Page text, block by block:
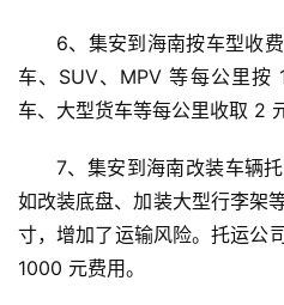
6、集安到海南按车型收
车、SUV、MPV 等每公里按
车、大型货车等每公里收取 2 元
7、集安到海南改装车辆
如改装底盘、加装大型行李架
寸，增加了运输风险。托运公
1000 元费用。